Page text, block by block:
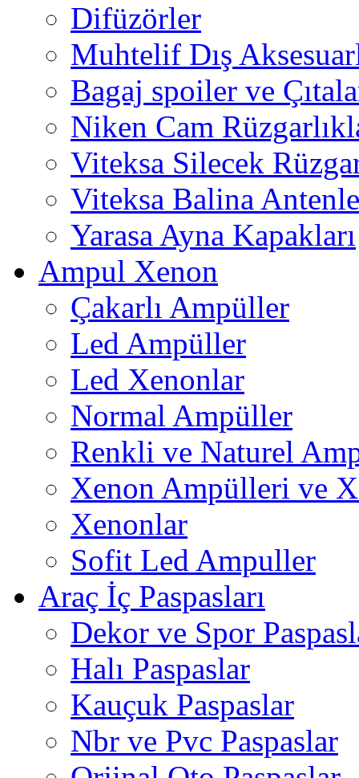
Difüzörler
Muhtelif Dış
Bagaj spoiler ve
Niken Cam
Viteksa Silecek
Viteksa Balina
Yarasa Ayna Kapakları
Ampul Xenon
Çakarlı Ampüller
Led Ampüller
Led Xenonlar
Normal Ampüller
Renkli ve Naturel
Xenon Ampülleri ve
Xenonlar
Sofit Led Ampuller
Araç İç Paspasları
Dekor ve Spor
Halı Paspaslar
Kauçuk Paspaslar
Nbr ve Pvc Paspaslar